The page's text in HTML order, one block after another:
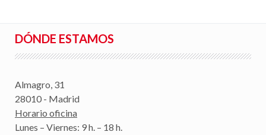
DÓNDE ESTAMOS
Almagro, 31
28010 - Madrid
Horario oficina
Lunes – Viernes: 9 h. – 18 h.